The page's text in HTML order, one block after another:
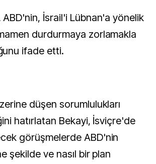
İsrail'i Lübnan'a yönelik
durdurmaya zorlamakla
ifade etti.
düşen sorumlulukları
hatırlatan Bekayi, İsviçre'de
görüşmelerde ABD'nin
şekilde ve nasıl bir plan